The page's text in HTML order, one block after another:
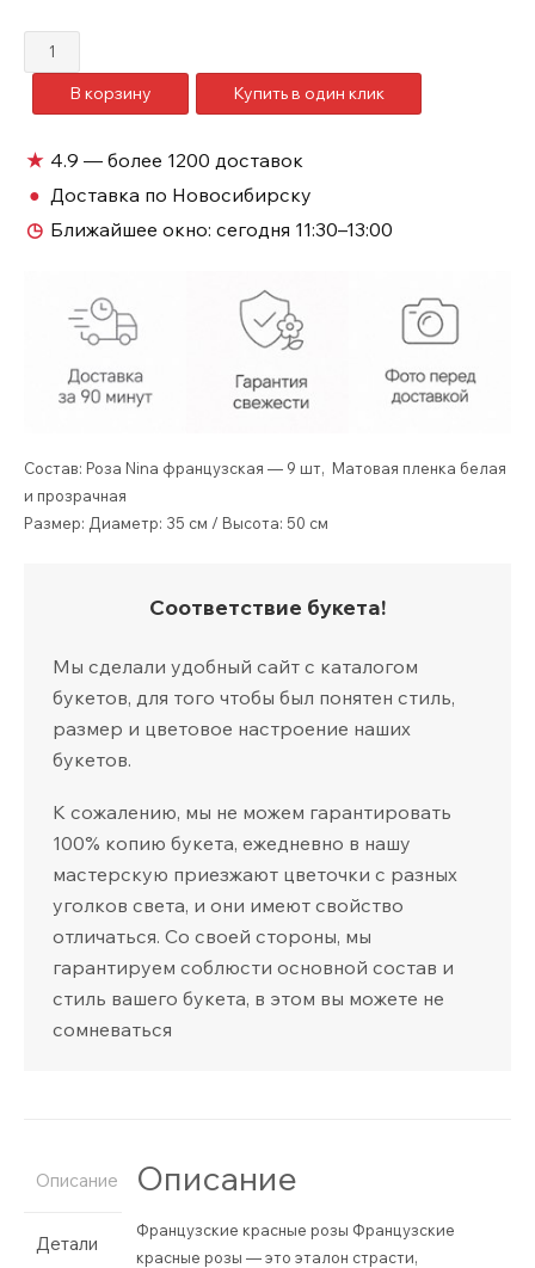
Количество
товара
Французские
розы
В корзину Купить в один клик
★ 4.9 — более 1200 доставок
● Доставка по Новосибирску
◷ Ближайшее окно: сегодня 11:30–13:00
Состав: Роза Nina французская — 9 шт, Матовая пленка белая
и прозрачная
Размер: Диаметр: 35 см / Высота: 50 см
Соответствие букета!
Мы сделали удобный сайт с каталогом
букетов, для того чтобы был понятен стиль,
размер и цветовое настроение наших
букетов.
К сожалению, мы не можем гарантировать
100% копию букета, ежедневно в нашу
мастерскую приезжают цветочки с разных
уголков света, и они имеют свойство
отличаться. Со своей стороны, мы
гарантируем соблюсти основной состав и
стиль вашего букета, в этом вы можете не
сомневаться
Описание
Детали
Описание
Французские красные розы Французские
красные розы — это эталон страсти,